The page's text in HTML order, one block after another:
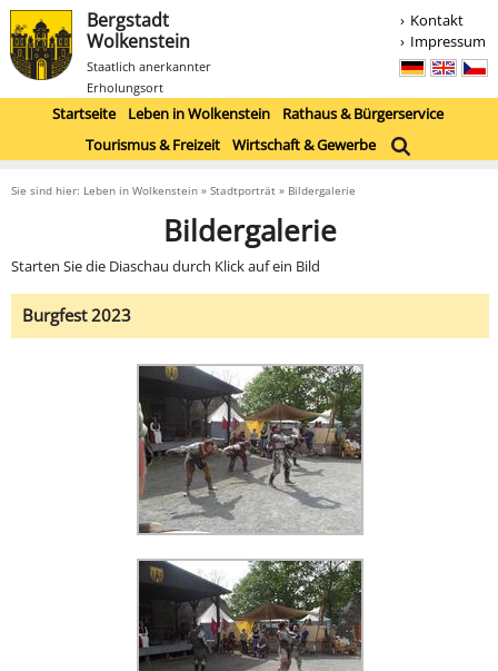
Bergstadt
Wolkenstein
Staatlich anerkannter
Erholungsort
Kontakt
Impressum
Startseite Leben in Wolkenstein
Rathaus & Bürgerservice
Tourismus & Freizeit
Wirtschaft & Gewerbe
Sie sind hier: Leben in Wolkenstein » Stadtporträt » Bildergalerie
Bildergalerie
Starten Sie die Diaschau durch Klick auf ein Bild
Burgfest 2023